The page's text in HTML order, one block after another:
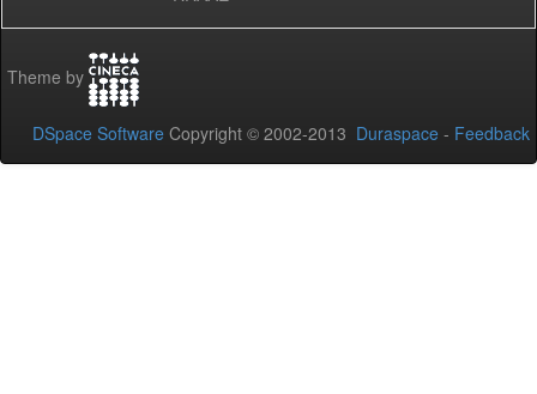
Theme by
DSpace Software Copyright © 2002-2013 Duraspace - Feedback